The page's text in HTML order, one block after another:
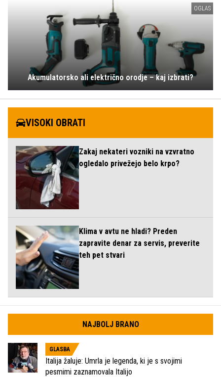
OGLAS
Akumulatorsko ali električno orodje – kaj izbrati?
VISOKI OBRATI
Zakaj nekateri vozniki na vzvratno
ogledalo privežejo belo krpo?
Klima v avtu ne hladi? Preden
zapravite denar za servis, preverite
teh pet stvari
NAJBOLJ BRANO
GLASBA
Italija žaluje: Umrla je legenda, ki je s svojimi
pesmimi zaznamovala Italijo